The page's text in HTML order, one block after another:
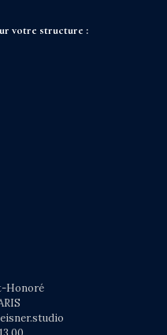
votre structure :
Honoré